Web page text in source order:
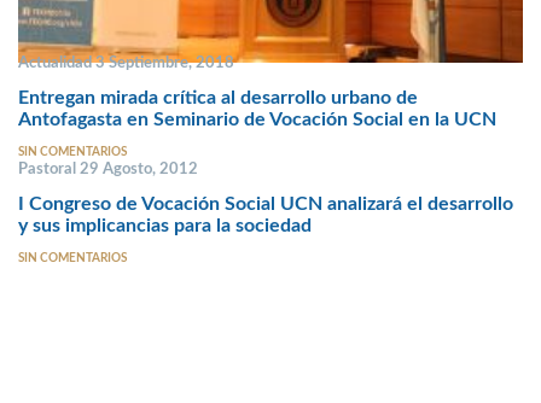
Actualidad 3 Septiembre, 2018
Entregan mirada crítica al desarrollo urbano de
Antofagasta en Seminario de Vocación Social en la UCN
SIN COMENTARIOS
Pastoral 29 Agosto, 2012
I Congreso de Vocación Social UCN analizará el desarrollo
y sus implicancias para la sociedad
SIN COMENTARIOS